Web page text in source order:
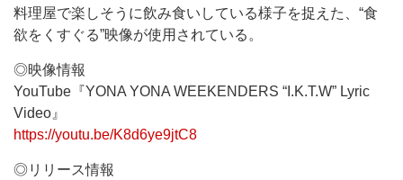
料理屋で楽しそうに飲み食いしている様子を捉えた、“食
欲をくすぐる”映像が使用されている。
◎映像情報
YouTube『YONA YONA WEEKENDERS “I.K.T.W” Lyric
Video』
https://youtu.be/K8d6ye9jtC8
◎リリース情報